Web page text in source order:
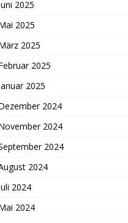
2025
2025
2025
2025
2025
2024
2024
2024
2024
2024
2024